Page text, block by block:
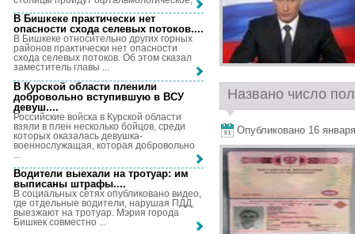
Названо число
Опубликовано 16
В Бишкеке практически нет
опасности схода селевых потоков....
В Бишкеке относительно других горных
районов практически нет опасности
схода селевых потоков. Об этом сказал
заместитель главы ...
В Курской области пленили
добровольно вступившую в ВСУ
девуш....
Российские войска в Курской области
взяли в плен несколько бойцов, среди
которых оказалась девушка-
военнослужащая, которая добровольно
Водители выехали на тротуар: им
выписаны штрафы....
В социальных сетях опубликовано видео,
где отдельные водители, нарушая ПДД,
выезжают на тротуар. Мэрия города
Бишкек совместно ...